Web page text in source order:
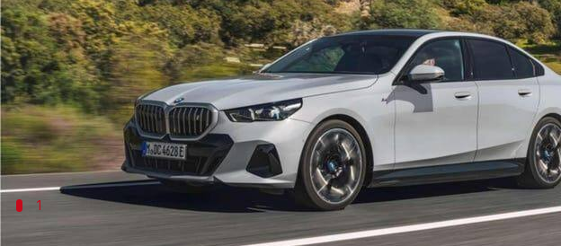
Apa ceritanya
Produsen mobil mewah BMW telah meluncurkan dua model plug-in
tersebut mengusung teknologi hybrid ringan 48 volt "eDrive" dari
Kendaraan canggih ini memiliki efisiensi bahan bakar yang
menarik bagi pengemudi yang sadar lingkungan.
1
Dengan model PHEV baru, BMW memadukan tenaga dan